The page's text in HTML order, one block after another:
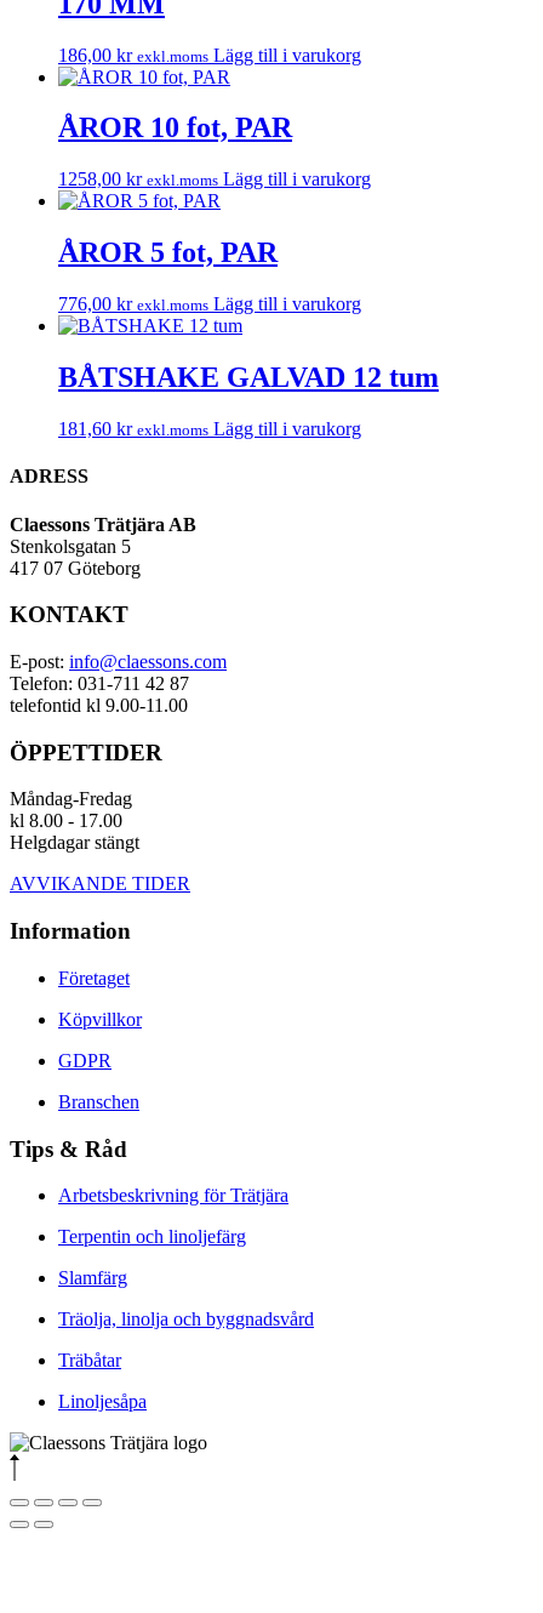
186,00 kr exkl.moms Lägg till i varukorg
ÅROR 10 fot, PAR
1258,00 kr exkl.moms Lägg till i varukorg
ÅROR 5 fot, PAR
776,00 kr exkl.moms Lägg till i varukorg
BÅTSHAKE GALVAD 12 tum
181,60 kr exkl.moms Lägg till i varukorg
ADRESS
Claessons Trätjära AB
Stenkolsgatan 5
417 07 Göteborg
KONTAKT
E-post: info@claessons.com
Telefon: 031-711 42 87
telefontid kl 9.00-11.00
ÖPPETTIDER
Måndag-Fredag
kl 8.00 - 17.00
Helgdagar stängt
AVVIKANDE TIDER
Information
Företaget
Köpvillkor
GDPR
Branschen
Tips & Råd
Arbetsbeskrivning för Trätjära
Terpentin och linoljefärg
Slamfärg
Träolja, linolja och byggnadsvård
Träbåtar
Linoljesåpa